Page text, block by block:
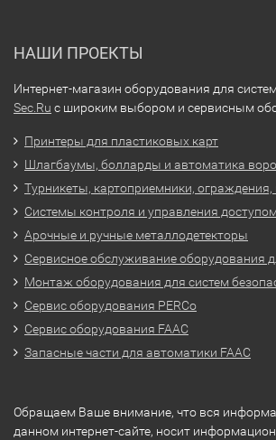
НАШИ ПРОЕКТЫ
Интернет-магазин оборудования для
Sec.Ru с широким выбором и сервисным
Принтеры для пластиковых карт
Шлагбаумы, болларды и автоматика
Турникеты, картоприемники, ограждения,
Системы контроля и управления доступом
Арочные и ручные металлодетекторы
Сервисное обслуживание оборудования
Монтаж оборудования для систем
Сервис оборудования PERCo
Сервис оборудования FAAC
Запасные части для автоматики FAAC
Обращаем Ваше внимание, что вся
данном интернет-сайте, носит